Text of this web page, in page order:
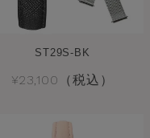
ST29S-BK
¥23,100（税込）